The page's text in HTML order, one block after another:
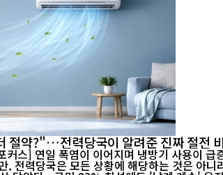
절약?"…전력당국이 알려준 진짜 절전
, 전력당국은 모든 상황에 해당하는 것은 아니